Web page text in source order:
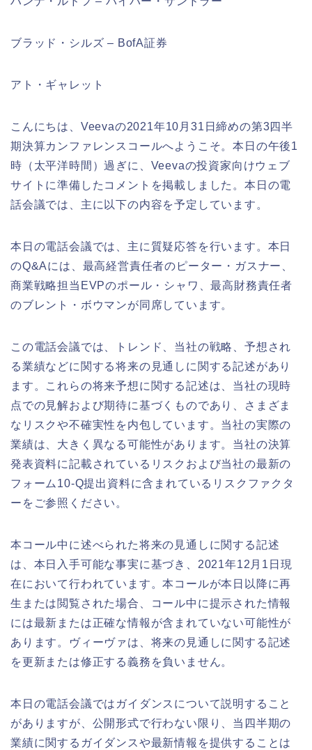
ブラッド・シルズ – BofA証券
アト・ギャレット
こんにちは、Veevaの2021年10月31日締めの第3四半
期決算カンファレンスコールへようこそ。本日の午後1
時（太平洋時間）過ぎに、Veevaの投資家向けウェブ
サイトに準備したコメントを掲載しました。本日の電
話会議では、主に以下の内容を予定しています。
本日の電話会議では、主に質疑応答を行います。本日
のQ&Aには、最高経営責任者のピーター・ガスナー、
商業戦略担当EVPのポール・シャワ、最高財務責任者
のブレント・ボウマンが同席しています。
この電話会議では、トレンド、当社の戦略、予想され
る業績などに関する将来の見通しに関する記述があり
ます。これらの将来予想に関する記述は、当社の現時
点での見解および期待に基づくものであり、さまざま
なリスクや不確実性を内包しています。当社の実際の
業績は、大きく異なる可能性があります。当社の決算
発表資料に記載されているリスクおよび当社の最新の
フォーム10-Q提出資料に含まれているリスクファクタ
ーをご参照ください。
本コール中に述べられた将来の見通しに関する記述
は、本日入手可能な事実に基づき、2021年12月1日現
在において行われています。本コールが本日以降に再
生または閲覧された場合、コール中に提示された情報
には最新または正確な情報が含まれていない可能性が
あります。ヴィーヴァは、将来の見通しに関する記述
を更新または修正する義務を負いません。
本日の電話会議ではガイダンスについて説明すること
がありますが、公開形式で行わない限り、当四半期の
業績に関するガイダンスや最新情報を提供することは